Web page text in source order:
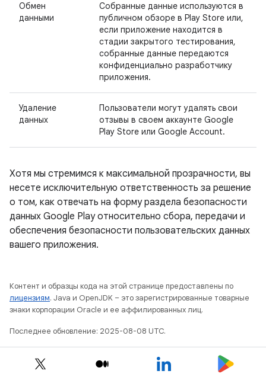
Обмен
данными
Собранные данные используются в
публичном обзоре в Play Store или,
если приложение находится в
стадии закрытого тестирования,
собранные данные передаются
конфиденциально разработчику
приложения.
Удаление
данных
Пользователи могут удалять свои
отзывы в своем аккаунте Google
Play Store или Google Account.
Хотя мы стремимся к максимальной прозрачности, вы
несете исключительную ответственность за решение
о том, как отвечать на форму раздела безопасности
данных Google Play относительно сбора, передачи и
обеспечения безопасности пользовательских данных
вашего приложения.
Контент и образцы кода на этой странице предоставлены по
лицензиям. Java и OpenJDK – это зарегистрированные товарные
знаки корпорации Oracle и ее аффилированных лиц.
Последнее обновление: 2025-08-08 UTC.